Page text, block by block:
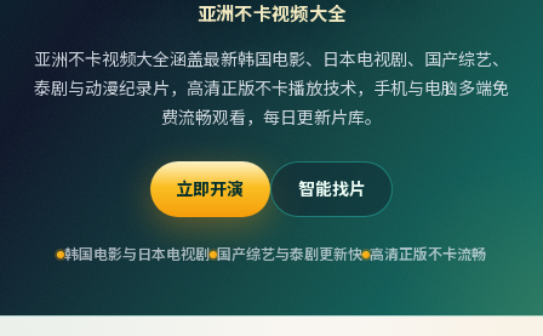
亚洲不卡视频大全
亚洲不卡视频大全涵盖最新韩国电影、日本电视剧、国产综艺、
泰剧与动漫纪录片，高清正版不卡播放技术，手机与电脑多端免
费流畅观看，每日更新片库。
立即开演 智能找片
韩国电影与日本电视剧 国产综艺与泰剧更新快 高清正版不卡流畅